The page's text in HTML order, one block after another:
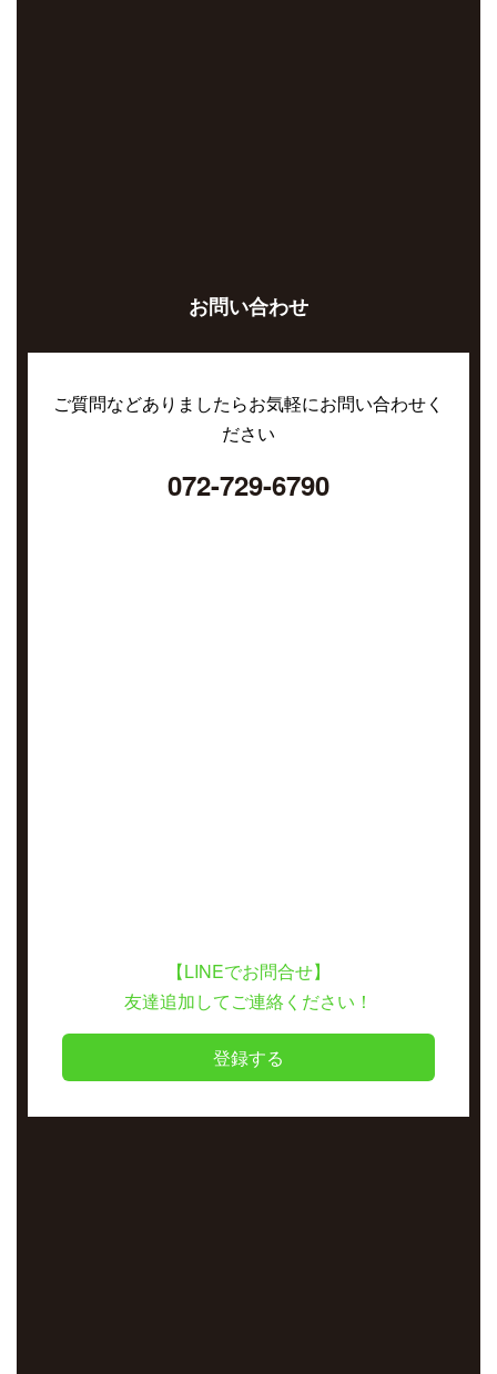
お問い合わせ
ご質問などありましたらお気軽にお問い合わせく
ださい
072-729-6790
【LINEでお問合せ】
友達追加してご連絡ください！
登録する